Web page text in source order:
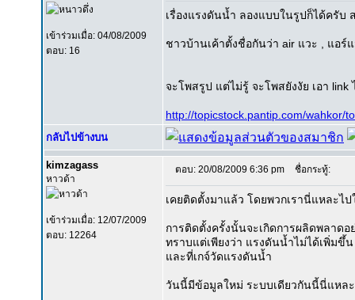
เข้าร่วมเมื่อ: 04/08/2009
ตอบ: 16
เรื่องแรงดันน้ำ ลองแบบในรูปก็ได้ครับ
ชาวบ้านเค้าตั้งชื่อกันว่า air แวะ , แอร์
จะโพสรูป แต่ไม่รู้ จะโพสยังงัย เอา link
http://topicstock.pantip.com/wahkor/
กลับไปข้างบน
kimzagass
หาวด้า
เข้าร่วมเมื่อ: 12/07/2009
ตอบ: 12264
ตอบ: 20/08/2009 6:36 pm ชื่อกระทู้:
เคยติดตั้งมาแล้ว โดยพวกเรานี่แหละไ
การติดตั้งครั้งนั้นจะเกิดการผลิดพลาดอ
ทราบแต่เพียงว่า แรงดันน้ำไม่ได้เพิ่มขึ้
และที่เกจ์วัดแรงดันน้ำ
วันนี้มีข้อมูลใหม่ ระบบเดียวกันนี้นี่แหละ